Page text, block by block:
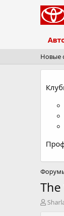
Новые
The
А